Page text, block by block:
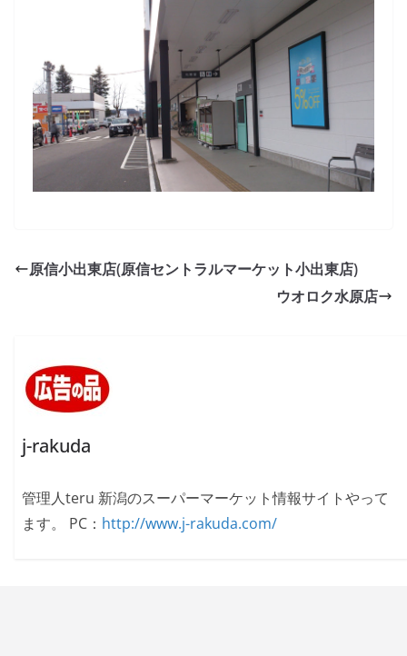
原信小出東店(原信セントラルマーケット小出東店)
ウオロク水原店
j-rakuda
管理人teru 新潟のスーパーマーケット情報サイトやって
ます。 PC： http://www.j-rakuda.com/